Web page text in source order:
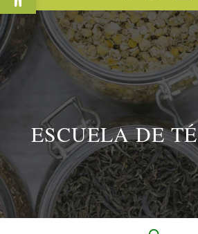
ESCUELA DE TÉ